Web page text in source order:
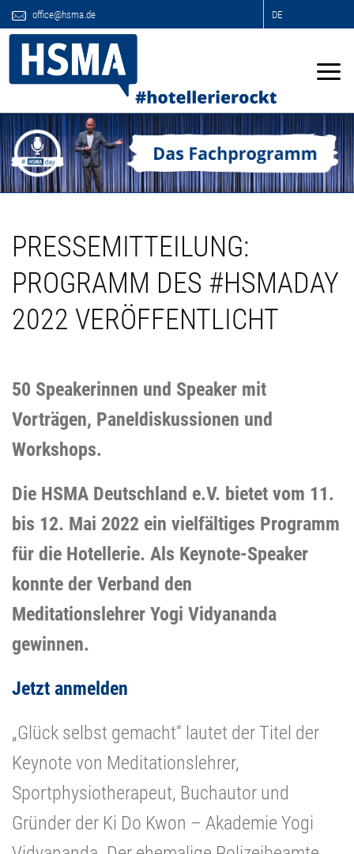
office@hsma.de DE
PRESSEMITTEILUNG:
PROGRAMM DES #HSMADAY
2022 VERÖFFENTLICHT
50 Speakerinnen und Speaker mit
Vorträgen, Paneldiskussionen und
Workshops.
Die HSMA Deutschland e.V. bietet vom 11.
bis 12. Mai 2022 ein vielfältiges Programm
für die Hotellerie. Als Keynote-Speaker
konnte der Verband den
Meditationslehrer Yogi Vidyananda
gewinnen.
Jetzt anmelden
„Glück selbst gemacht“ lautet der Titel der
Keynote von Meditationslehrer,
Sportphysiotherapeut, Buchautor und
Gründer der Ki Do Kwon – Akademie Yogi